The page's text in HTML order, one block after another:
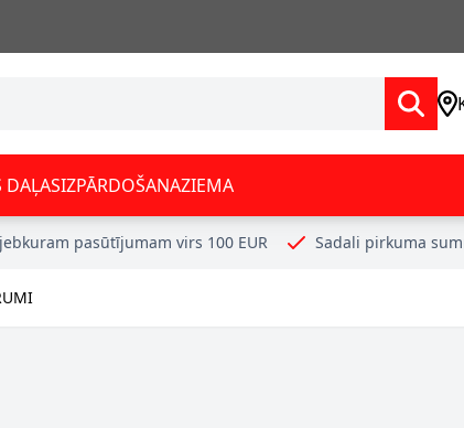
DAĻASIZPĀRDOŠANAZIEMA
pasūtījumam virs 100 EUR Sadali pirkuma